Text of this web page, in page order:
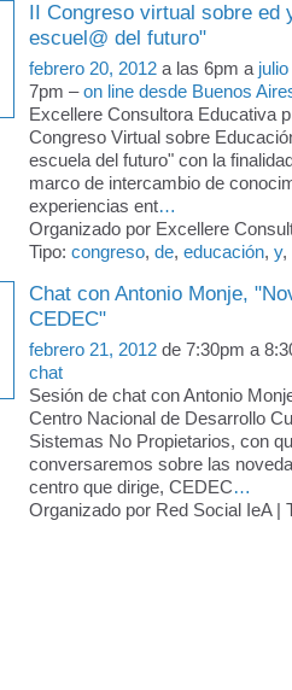
II Congreso virtual sobre ed
escuel@ del futuro"
febrero 20, 2012 a las 6pm a
7pm –on line desde Buenos
Excellere Consultora Educativa
Congreso Virtual sobre
escuela del futuro" con la
marco de intercambio de
experiencias ent…
Organizado por Excellere
Tipo: congreso, de, educación, y,
Chat con Antonio Monje,
CEDEC"
febrero 21, 2012 de 7:30pm a
chat
Sesión de chat con Antonio
Centro Nacional de Desarrollo
Sistemas No Propietarios, con
conversaremos sobre las
centro que dirige, CEDEC…
Organizado por Red Social IeA |